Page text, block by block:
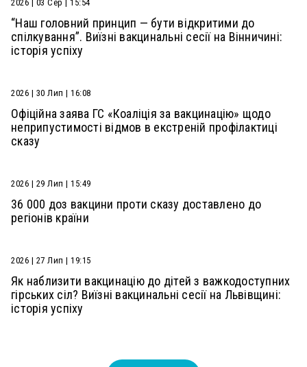
2026 | 03 Сер | 15:54
“Наш головний принцип — бути відкритими до
спілкування”. Виїзні вакцинальні сесії на Вінничині:
історія успіху
2026 | 30 Лип | 16:08
Офіційна заява ГС «Коаліція за вакцинацію» щодо
неприпустимості відмов в екстреній профілактиці
сказу
2026 | 29 Лип | 15:49
36 000 доз вакцини проти сказу доставлено до
регіонів країни
2026 | 27 Лип | 19:15
Як наблизити вакцинацію до дітей з важкодоступних
гірських сіл? Виїзні вакцинальні сесії на Львівщині:
історія успіху